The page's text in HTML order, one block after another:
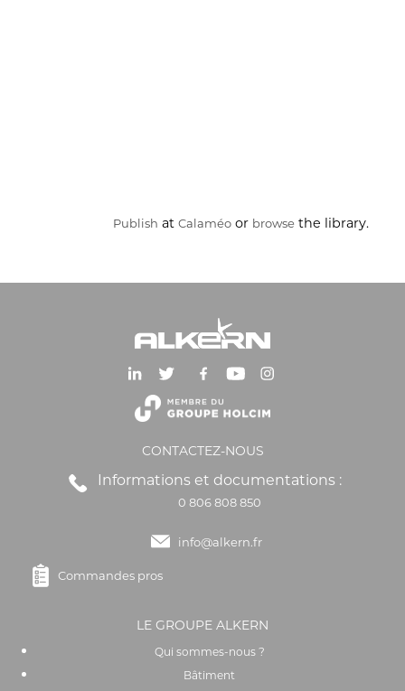
Publish at Calaméoor browsethe library.
CONTACTEZ-NOUS
Informations et documentations :
0 806 808 850
info@alkern.fr
Commandes pros
LE GROUPE ALKERN
Qui sommes-nous ?
Bâtiment